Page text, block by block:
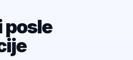
posle